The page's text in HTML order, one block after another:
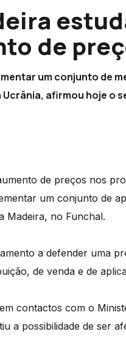
de
um conjunto de
afirmou hoje o
de preços nos
um conjunto de
Madeira, no Funchal.
a defender uma
de venda e de
contactos com o
a possibilidade de ser